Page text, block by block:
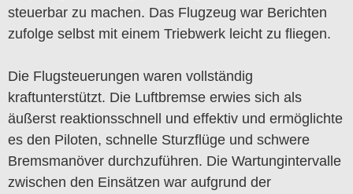
steuerbar zu machen. Das Flugzeug war Berichten
zufolge selbst mit einem Triebwerk leicht zu fliegen.
Die Flugsteuerungen waren vollständig
kraftunterstützt. Die Luftbremse erwies sich als
äußerst reaktionsschnell und effektiv und ermöglichte
es den Piloten, schnelle Sturzflüge und schwere
Bremsmanöver durchzuführen. Die Wartungintervalle
zwischen den Einsätzen war aufgrund der